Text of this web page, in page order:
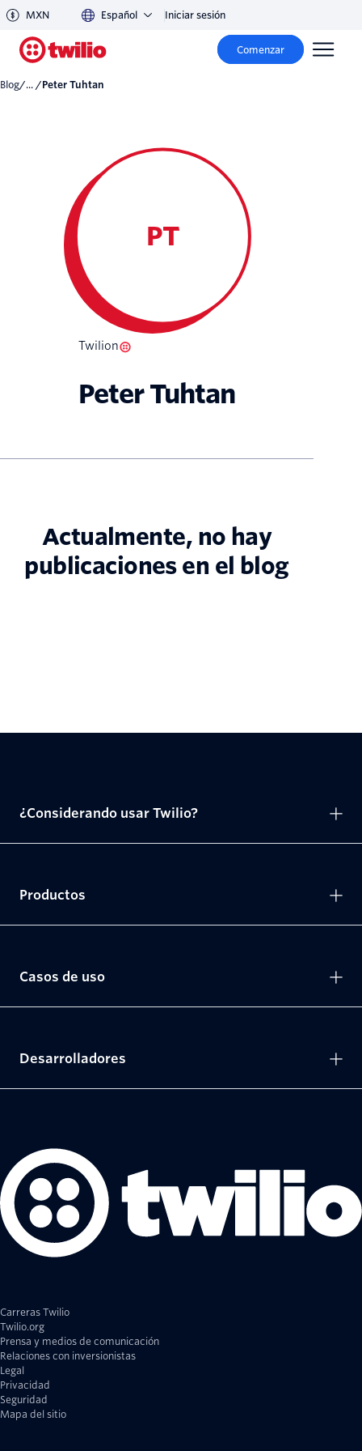
MXN Español Iniciar sesión
Comenzar
Blog/... / Peter Tuhtan
PT
Twilion
Peter Tuhtan
Actualmente, no hay
publicaciones en el blog
Carreras Twilio
Twilio.org
Prensa y medios de comunicación
Relaciones con inversionistas
Legal
Privacidad
Seguridad
Mapa del sitio
¿Considerando usar Twilio?
Productos
Casos de uso
Desarrolladores